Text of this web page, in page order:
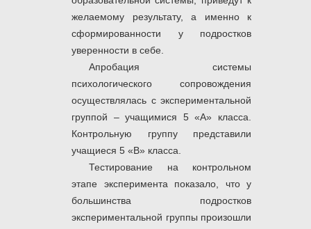
желаемому результату, а именно к
сформированности у подростков
уверенности в себе.
Апробация системы
психологического сопровождения
осуществлялась с экспериментальной
группой – учащимися 5 «А» класса.
Контрольную группу представили
учащиеся 5 «В» класса.
Тестирование на контрольном
этапе эксперимента показало, что у
большинства подростков
экспериментальной группы произошли